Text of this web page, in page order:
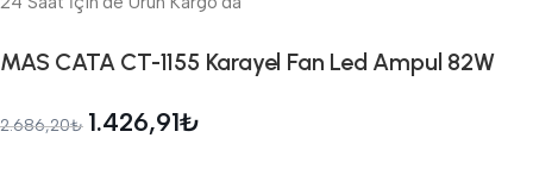
MAS CATA CT-1155 Karayel Fan Led Ampul 82W
2.686,20₺ 1.426,91₺